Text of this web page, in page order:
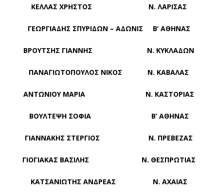
ΚΕΛΛΑΣ ΧΡΗΣΤΟΣ Ν. ΛΑΡΙΣΑΣ
ΓΕΩΡΓΙΑΔΗΣ ΣΠΥΡΙΔΩΝ – ΑΔΩΝΙΣ Β’ ΑΘΗΝΑΣ
ΒΡΟΥΤΣΗΣ ΓΙΑΝΝΗΣ Ν. ΚΥΚΛΑΔΩΝ
ΠΑΝΑΓΙΩΤΟΠΟΥΛΟΣ ΝΙΚΟΣ Ν. ΚΑΒΑΛΑΣ
ΑΝΤΩΝΙΟΥ ΜΑΡΙΑ Ν. ΚΑΣΤΟΡΙΑΣ
ΒΟΥΛΤΕΨΗ ΣΟΦΙΑ Β’ ΑΘΗΝΑΣ
ΓΙΑΝΝΑΚΗΣ ΣΤΕΡΓΙΟΣ Ν. ΠΡΕΒΕΖΑΣ
ΓΙΟΓΙΑΚΑΣ ΒΑΣΙΛΗΣ Ν. ΘΕΣΠΡΩΤΙΑΣ
ΚΑΤΣΑΝΙΩΤΗΣ ΑΝΔΡΕΑΣ Ν. ΑΧΑΙΑΣ